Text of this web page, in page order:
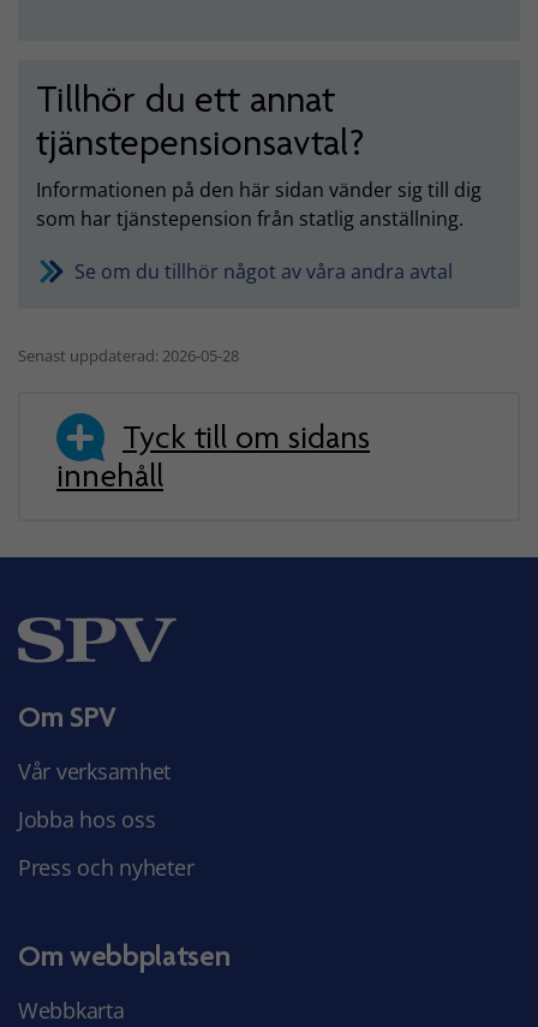
Tillhör du ett annat
tjänstepensionsavtal?
Informationen på den här sidan vänder sig till dig
som har tjänstepension från statlig anställning.
Se om du tillhör något av våra andra avtal
Senast uppdaterad: 2026-05-28
Tyck till om sidans
innehåll
Om SPV
Vår verksamhet
Jobba hos oss
Press och nyheter
Om webbplatsen
Webbkarta